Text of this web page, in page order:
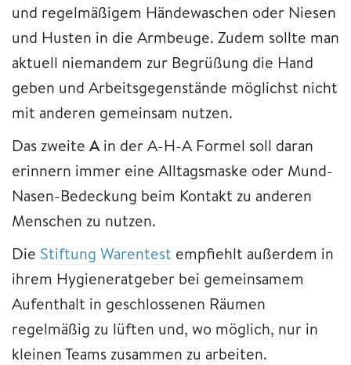
und regelmäßigem Händewaschen oder Niesen
und Husten in die Armbeuge. Zudem sollte man
aktuell niemandem zur Begrüßung die Hand
geben und Arbeitsgegenstände möglichst nicht
mit anderen gemeinsam nutzen.
Das zweite Ain der A-H-A Formel soll daran
erinnern immer eine Alltagsmaske oder Mund-
Nasen-Bedeckung beim Kontakt zu anderen
Menschen zu nutzen.
Die Stiftung Warentest empfiehlt außerdem in
ihrem Hygieneratgeber bei gemeinsamem
Aufenthalt in geschlossenen Räumen
regelmäßig zu lüften und, wo möglich, nur in
kleinen Teams zusammen zu arbeiten.